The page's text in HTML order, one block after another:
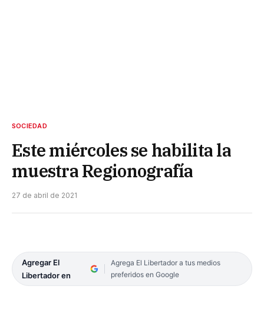
SOCIEDAD
Este miércoles se habilita la
muestra Regionografía
27 de abril de 2021
Agregar El
Libertador en
Agrega El Libertador a tus medios
preferidos en Google